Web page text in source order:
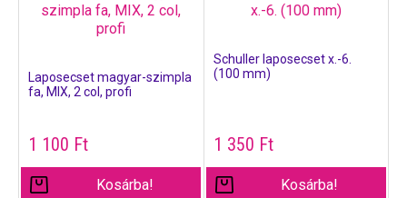
Laposecset magyar-szimpla
fa, MIX, 2 col, profi
1 100 Ft
Kosárba!
Schuller laposecset x.-6.
(100 mm)
1 350 Ft
Kosárba!